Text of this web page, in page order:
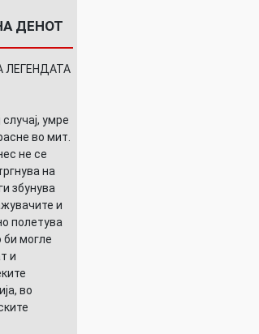
ДЕНОТ
ЛЕГЕНДАТА
умре
во мит.
не се
на
збунува
и
полетува
би могле
и
во